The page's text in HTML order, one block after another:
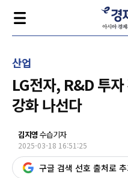
산업
LG전자, R&D 투
강화 나선다
김지영수습기자
2025-03-18 16:51:25
구글 검색 선호 출처로